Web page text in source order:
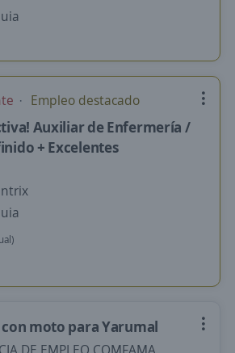
Empleo destacado
Auxiliar de Enfermería /
+ Excelentes
con moto para Yarumal